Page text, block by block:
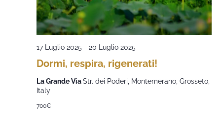
Dormi, respira, rigenerati!
17 Luglio 2025 - 20 Luglio 2025
La Grande ViaStr. dei Poderi, Montemerano, Grosseto,
Italy
700€